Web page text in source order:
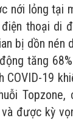
nới lỏng tại
thoại di
bị dồn nén
tăng
COVID-19
được kỳ